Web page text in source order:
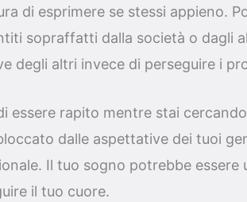
di esprimere se stessi appieno.
sopraffatti dalla società o dagli
degli altri invece di perseguire i
essere rapito mentre stai
dalle aspettative dei tuoi
Il tuo sogno potrebbe essere
il tuo cuore.